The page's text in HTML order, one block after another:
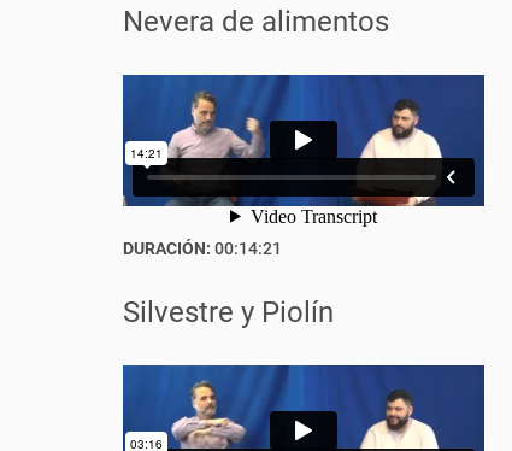
Nevera de alimentos
DURACIÓN: 00:14:21
Silvestre y Piolín